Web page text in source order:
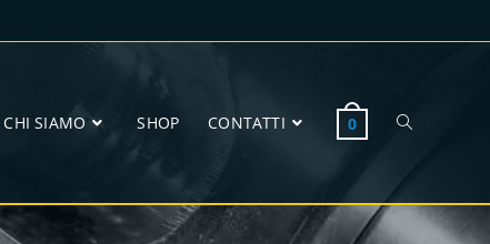
CHI SIAMO SHOP CONTATTI 0